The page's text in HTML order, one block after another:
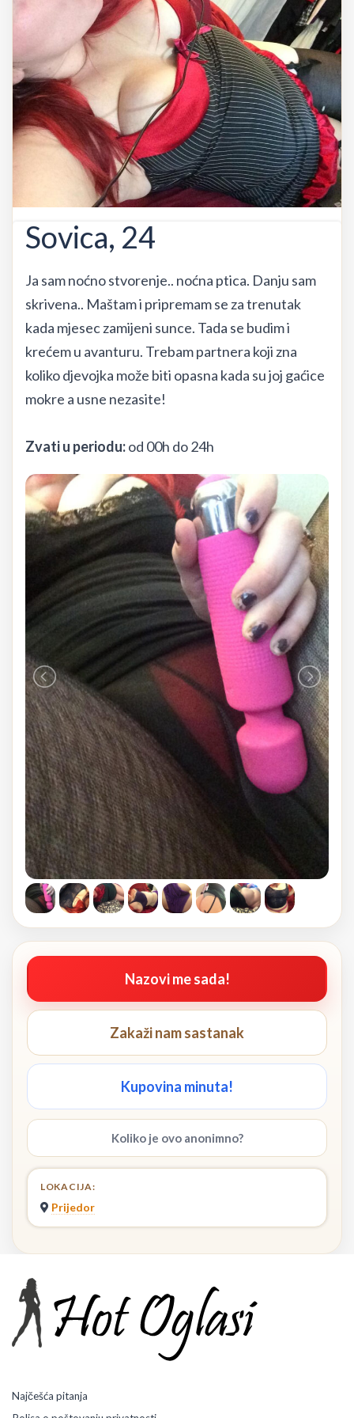
Sovica, 24
Ja sam noćno stvorenje.. noćna ptica. Danju sam
skrivena.. Maštam i pripremam se za trenutak
kada mjesec zamijeni sunce. Tada se budim i
krećem u avanturu. Trebam partnera koji zna
koliko djevojka može biti opasna kada su joj gaćice
mokre a usne nezasite!
Zvati u periodu:od 00h do 24h
Nazovi me sada!
Zakaži nam sastanak
Kupovina minuta!
Koliko je ovo anonimno?
LOKACIJA:
Prijedor
Najčešća pitanja